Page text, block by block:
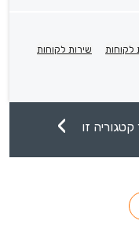
שירות לקוחות
זו